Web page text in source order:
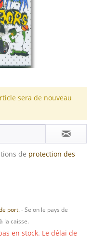
sera de nouveau
de protection des
port.- Selon le pays de
la caisse.
en stock. Le délai de